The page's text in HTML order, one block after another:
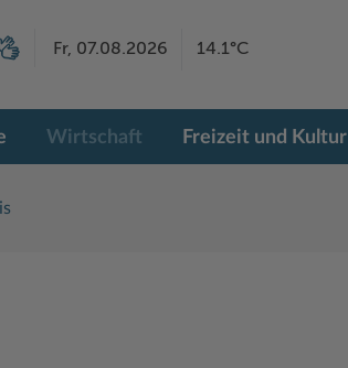
Fr, 07.08.2026 14.1°C
Wirtschaft Freizeit und Kultur